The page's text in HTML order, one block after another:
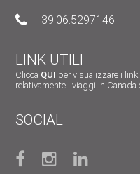
+39.06.5297146
LINK UTILI
Clicca QUI per visualizzare i link
relativamente i viaggi in Canada
SOCIAL